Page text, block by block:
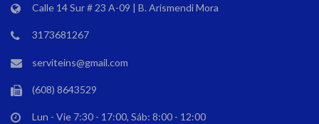
Calle 14 Sur # 23 A-09 | B. Arismendi Mora
3173681267
serviteins@gmail.com
(608) 8643529
Lun - Vie 7:30 - 17:00, Sáb: 8:00 - 12:00